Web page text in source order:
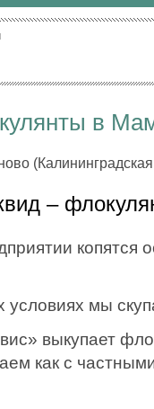
в
–
копятся
мы
выкупает
как с